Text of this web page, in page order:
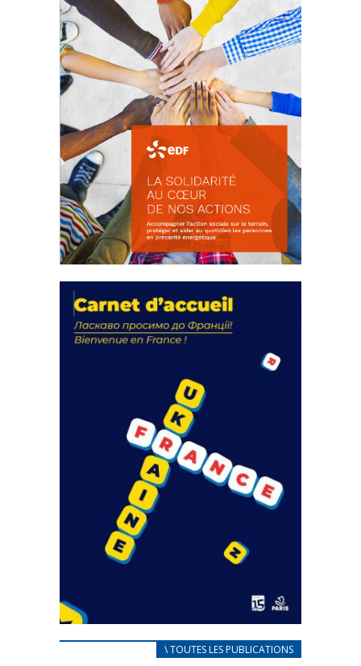
actions
18 septembre 2023
FEUILLETER
CARNET D’ACCUEIL\ TOUTES LES PUBLICATIONS